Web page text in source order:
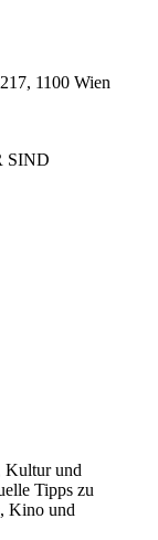
1100 Wien
SIND
Kultur und
Tipps zu
Kino und